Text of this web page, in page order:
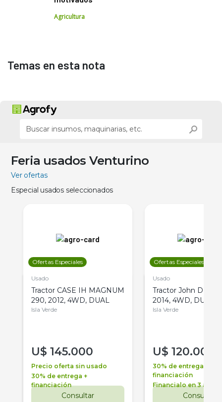
Agricultura
Temas en esta nota
Feria usados Venturino
Ver ofertas
Especial usados seleccionados
Ofertas Especiales
Usado
Tractor CASE IH MAGNUM
290, 2012, 4WD, DUAL
Isla Verde
U$ 145.000
Precio oferta sin usado
30% de entrega +
financiación
Consultar
Ofertas Especiales
Usado
Tractor John Deere
2014, 4WD, DUAL
Isla Verde
U$ 120.000
30% de entrega +
financiación
Financialo en 3 años
Consultar